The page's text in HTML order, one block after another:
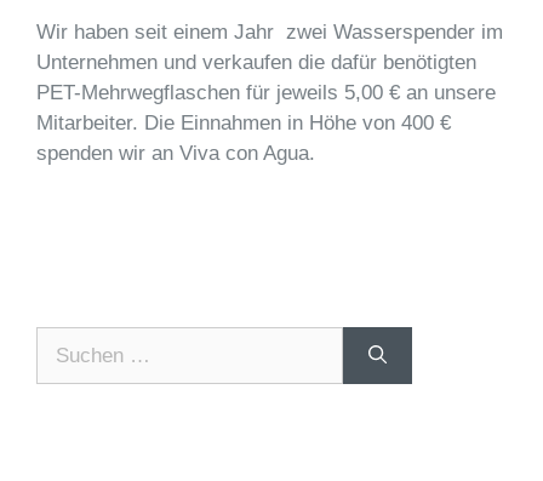
Wir haben seit einem Jahr zwei Wasserspender im
Unternehmen und verkaufen die dafür benötigten
PET-Mehrwegflaschen für jeweils 5,00 € an unsere
Mitarbeiter. Die Einnahmen in Höhe von 400 €
spenden wir an Viva con Agua.